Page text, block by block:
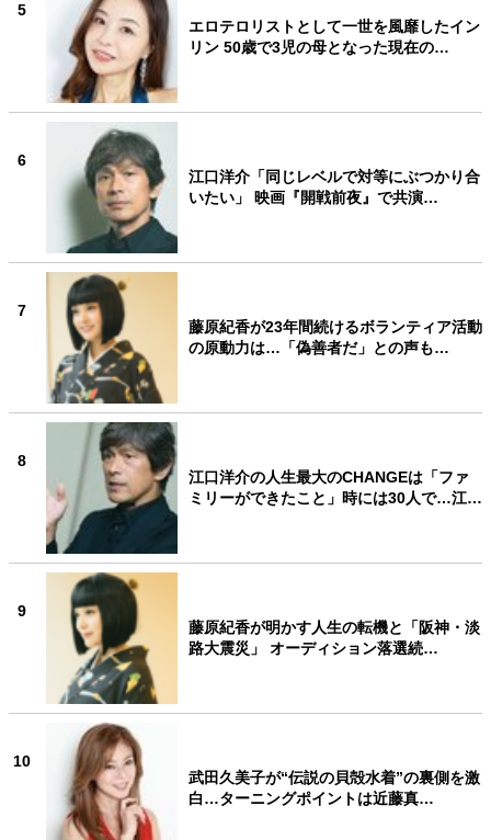
5
エロテロリストとして一世を風靡したイン
リン 50歳で3児の母となった現在の…
6
江口洋介「同じレベルで対等にぶつかり合
いたい」 映画『開戦前夜』で共演…
7
藤原紀香が23年間続けるボランティア活動
の原動力は…「偽善者だ」との声も…
8
江口洋介の人生最大のCHANGEは「ファ
ミリーができたこと」時には30人で…江…
9
藤原紀香が明かす人生の転機と「阪神・淡
路大震災」 オーディション落選続…
10
武田久美子が“伝説の貝殻水着”の裏側を激
白…ターニングポイントは近藤真…